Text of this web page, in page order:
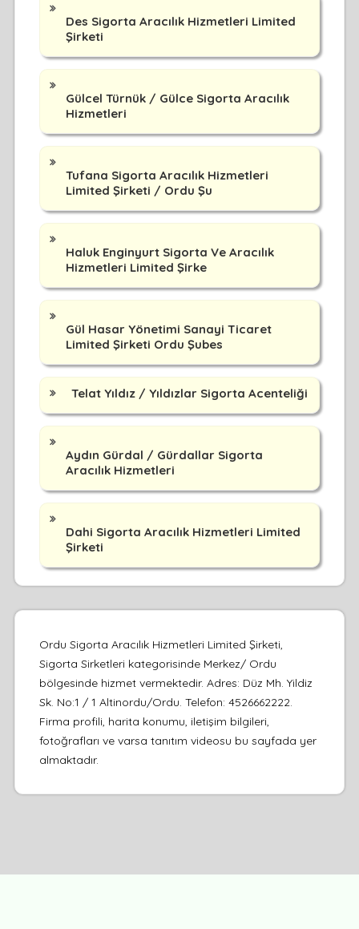
Des Sigorta Aracılık Hizmetleri Limited
Şirketi
Gülcel Türnük / Gülce Sigorta Aracılık
Hizmetleri
Tufana Sigorta Aracılık Hizmetleri
Limited Şirketi / Ordu Şu
Haluk Enginyurt Sigorta Ve Aracılık
Hizmetleri Limited Şirke
Gül Hasar Yönetimi Sanayi Ticaret
Limited Şirketi Ordu Şubes
Telat Yıldız / Yıldızlar Sigorta Acenteliği
Aydın Gürdal / Gürdallar Sigorta
Aracılık Hizmetleri
Dahi Sigorta Aracılık Hizmetleri Limited
Şirketi
Ordu Sigorta Aracılık Hizmetleri Limited Şirketi,
Sigorta Sirketleri kategorisinde Merkez/ Ordu
bölgesinde hizmet vermektedir. Adres: Düz Mh. Yildiz
Sk. No:1 / 1 Altinordu/Ordu. Telefon: 4526662222.
Firma profili, harita konumu, iletişim bilgileri,
fotoğrafları ve varsa tanıtım videosu bu sayfada yer
almaktadır.